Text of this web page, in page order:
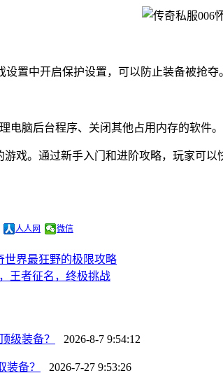
置中开启保护设置，可以防止装备被抢夺
电脑后台程序、关闭其他占用内存的软件。
戏。通过新手入门和进阶攻略，玩家可
人人网 微信
世界最狂野的极限攻略
王者征名，终极挑战
级装备？ 2026-8-7 9:54:12
备？ 2026-7-27 9:53:26